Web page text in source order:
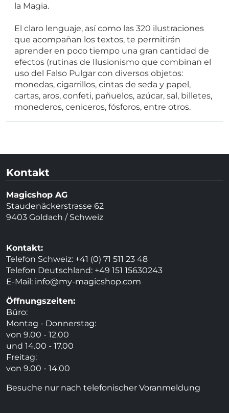
la Magia.
El claro lenguaje, así como las 320 ilustraciones
que acompañan los textos, te permitirán
aprender en poco tiempo una gran cantidad de
efectos (rutinas de Ilusionismo que combinan el
uso del Falso Pulgar con diversos objetos:
monedas, cigarrillos, cintas de seda y papel,
cartas, aros, confeti, pañuelos, azúcar, sal, billetes,
monederos, ceniceros, fósforos, entre otros.
Kontakt
Magicshop AG
Staudenäckerstrasse 62
9403 Goldach / Schweiz
Kontakt:
Telefon Schweiz: +41 (0) 71 511 23 48
Telefon Deutschland: +49 151 15630243
E-Mail: info@my-magicshop.com
Öffnungszeiten:
Büro:
Montag - Donnerstag:
von 9.00 - 12.00
und 14.00 - 17.00
Freitag:
von 9.00 - 14.00
Besuche nur nach telefonischer Voranmeldung